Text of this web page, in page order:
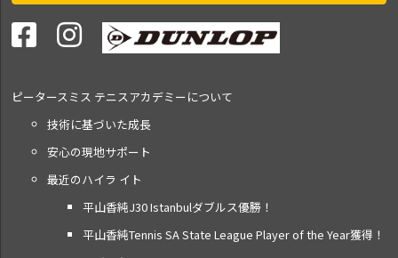
ピータースミス テニスアカデミーについて
技術に基づいた成長
安心の現地サポート
最近のハイラ イト
平山香純J30 Istanbulダブルス優勝！
平山香純Tennis SA State League Player of the Year獲得！